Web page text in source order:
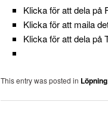
Klicka för att dela på
Klicka för att maila
Klicka för att dela på
This entry was posted in Löpning